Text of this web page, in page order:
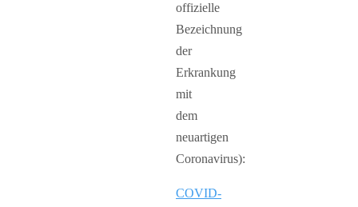
offizielle
Bezeichnung
der
Erkrankung
mit
dem
neuartigen
Coronavirus):
COVID-